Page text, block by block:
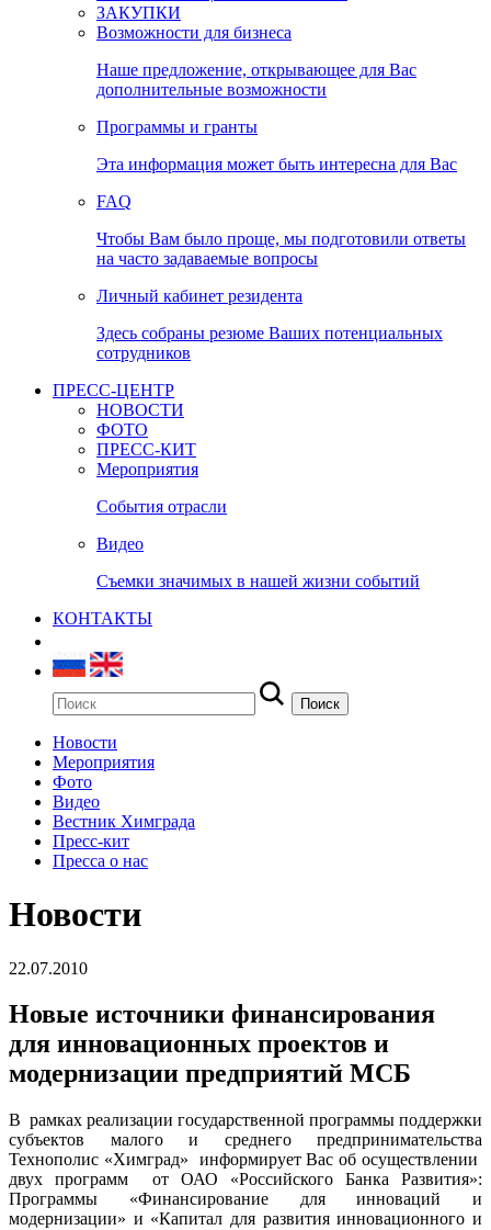
ЗАКУПКИ
Возможности для бизнеса
Наше предложение, открывающее для Вас
дополнительные возможности
Программы и гранты
Эта информация может быть интересна для Вас
FAQ
Чтобы Вам было проще, мы подготовили ответы
на часто задаваемые вопросы
Личный кабинет резидента
Здесь собраны резюме Ваших потенциальных
сотрудников
ПРЕСС-ЦЕНТР
НОВОСТИ
ФОТО
ПРЕСС-КИТ
Мероприятия
События отрасли
Видео
Съемки значимых в нашей жизни событий
КОНТАКТЫ
Новости
Мероприятия
Фото
Видео
Вестник Химграда
Пресс-кит
Пресса о нас
Новости
22.07.2010
Новые источники финансирования
для инновационных проектов и
модернизации предприятий МСБ
В рамках реализации государственной программы поддержки
субъектов малого и среднего предпринимательства
Технополис «Химград» информирует Вас об осуществлении
двух программ от ОАО «Российского Банка Развития»:
Программы «Финансирование для инноваций и
модернизации» и «Капитал для развития инновационного и